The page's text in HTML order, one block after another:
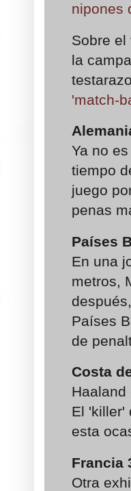
nipones
Sobre
la
'match-
Ya no
tiempo
juego
penas
Países
En una
metros,
Países
de
Costa
Haaland
El 'killer'
esta
Francia
Otra